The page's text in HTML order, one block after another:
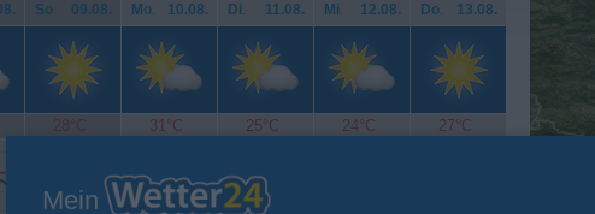
So. 09.08. Mo. 10.08. Di. 11.08. Mi. 12.08. Do. 13.08.
28°C 31°C 25°C 24°C 27°C
Mein